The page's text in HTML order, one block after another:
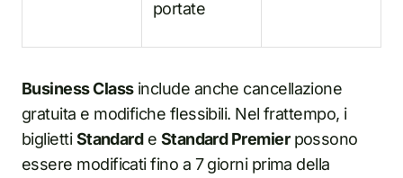
portate
Business Classinclude anche cancellazione
gratuita e modifiche flessibili. Nel frattempo, i
bigliettiStandarde Standard Premierpossono
essere modificati fino a 7 giorni prima della